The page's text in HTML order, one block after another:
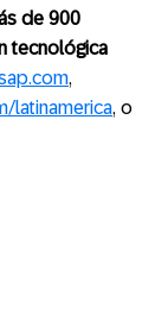
de 900
tecnológica
,
latinamerica, o